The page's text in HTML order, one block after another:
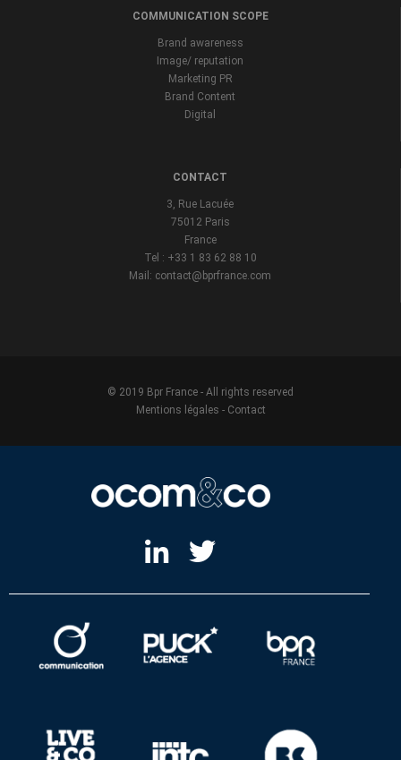
COMMUNICATION SCOPE
Brand awareness
Image/ reputation
Marketing PR
Brand Content
Digital
CONTACT
3, Rue Lacuée
75012 Paris
France
Tel : +33 1 83 62 88 10
Mail: contact@bprfrance.com
© 2019 Bpr France - All rights reserved
Mentions légales - Contact